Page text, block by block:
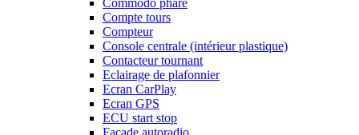
Commodo phare
Compte tours
Compteur
Console centrale (intérieur plastique)
Contacteur tournant
Eclairage de plafonnier
Ecran CarPlay
Ecran GPS
ECU start stop
Facade autoradio